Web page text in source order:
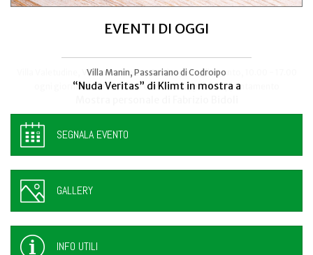
EVENTI DI OGGI
Villa Manin, Passariano di Codroipo
“Nuda Veritas” di Klimt in mostra a
Villa Valetudine, Via Codroipo 25, Camino al Tagliamento, 10.00 - 17.00
ogni giorno - anche sabato e domenica, previo appuntamento
SEGNALA EVENTO
GALLERY
INFO UTILI